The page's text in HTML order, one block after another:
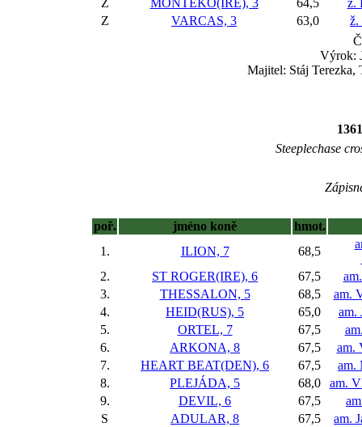
Z
MONTEKO(IRE), 3 64,5
ž.
Z
VARCAS, 3 63,0
ž.
Výrok:
Majitel: Stáj
Steeplechase
poř. jméno koně
hmot.
1.
ILION, 7 68,5
2.
ST ROGER(IRE), 6 67,5
3.
THESSALON, 5 68,5
am.
4.
HEID(RUS), 5 65,0
am.
5.
ORTEL, 7 67,5
6.
ARKONA, 8 67,5
am.
7.
HEART BEAT(DEN), 6 67,5
am.
8.
PLEJÁDA, 5 68,0
am.
9.
DEVIL, 6 67,5
S
ADULAR, 8 67,5
am.